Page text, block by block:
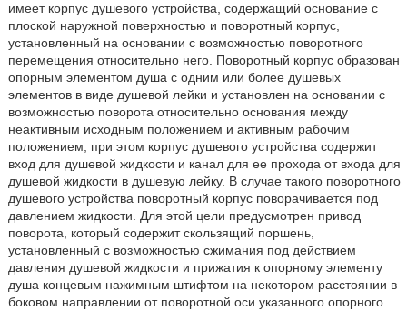
имеет корпус душевого устройства, содержащий основание с
плоской наружной поверхностью и поворотный корпус,
установленный на основании с возможностью поворотного
перемещения относительно него. Поворотный корпус образован
опорным элементом душа с одним или более душевых
элементов в виде душевой лейки и установлен на основании с
возможностью поворота относительно основания между
неактивным исходным положением и активным рабочим
положением, при этом корпус душевого устройства содержит
вход для душевой жидкости и канал для ее прохода от входа для
душевой жидкости в душевую лейку. В случае такого поворотного
душевого устройства поворотный корпус поворачивается под
давлением жидкости. Для этой цели предусмотрен привод
поворота, который содержит скользящий поршень,
установленный с возможностью сжимания под действием
давления душевой жидкости и прижатия к опорному элементу
душа концевым нажимным штифтом на некотором расстоянии в
боковом направлении от поворотной оси указанного опорного